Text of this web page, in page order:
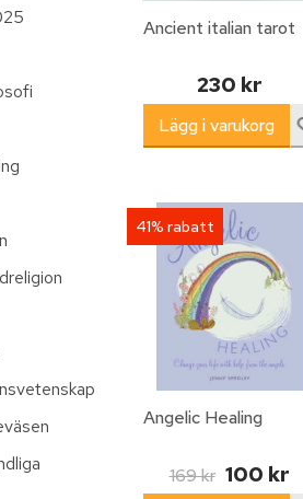
Ancient italian tarot
230 kr
41% rabatt
Angelic Healing
169 kr 100 kr